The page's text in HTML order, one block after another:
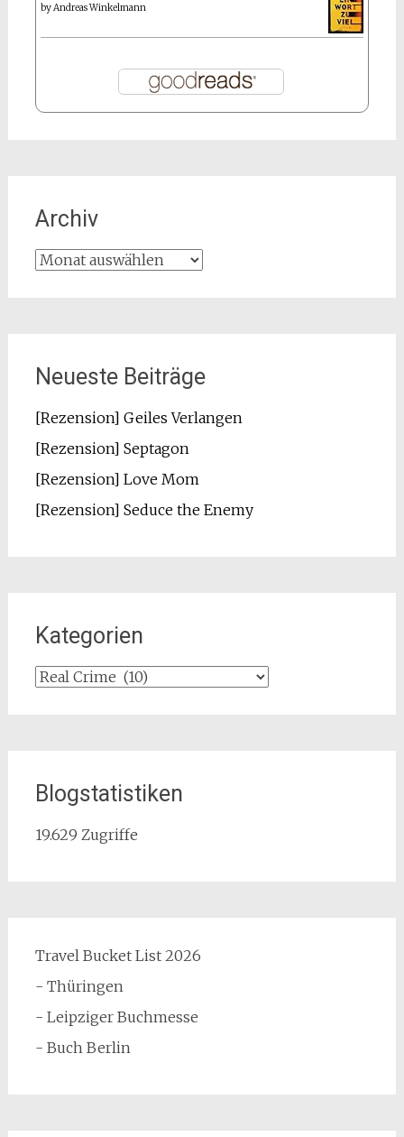
byAndreas Winkelmann
Archiv
Archiv
Neueste Beiträge
[Rezension] Geiles Verlangen
[Rezension] Septagon
[Rezension] Love Mom
[Rezension] Seduce the Enemy
Kategorien
Kategorien
Blogstatistiken
19.629 Zugriffe
Travel Bucket List 2026
- Thüringen
- Leipziger Buchmesse
- Buch Berlin